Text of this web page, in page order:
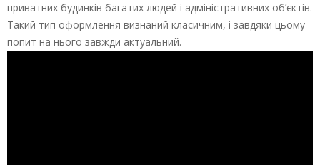
приватних будинків багатих людей і адміністративних об’єктів.
Такий тип оформлення визнаний класичним, і завдяки цьому
попит на нього завжди актуальний.